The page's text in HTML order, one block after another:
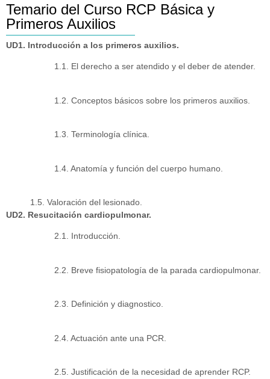
Temario del Curso RCP Básica y
Primeros Auxilios
UD1. Introducción a los primeros auxilios.
1.1. El derecho a ser atendido y el deber de atender.
1.2. Conceptos básicos sobre los primeros auxilios.
1.3. Terminología clínica.
1.4. Anatomía y función del cuerpo humano.
1.5. Valoración del lesionado.
UD2. Resucitación cardiopulmonar.
2.1. Introducción.
2.2. Breve fisiopatología de la parada cardiopulmonar.
2.3. Definición y diagnostico.
2.4. Actuación ante una PCR.
2.5. Justificación de la necesidad de aprender RCP.